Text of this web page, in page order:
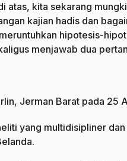
atas, kita sekarang
kajian hadis dan
hipotesis-
menjawab dua
Jerman Barat pada 25
yang multidisipliner